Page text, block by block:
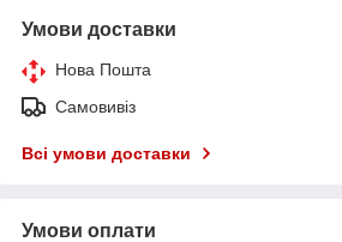
Умови доставки
Нова Пошта
Самовивіз
Всі умови доставки
Умови оплати